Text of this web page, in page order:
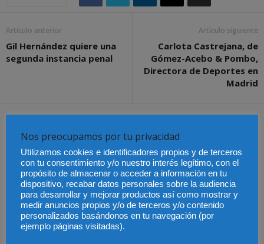
Artículo anterior
Gil Hernández quiere una
segunda instancia penal
Artículo siguiente
Carlota Castrejana, de
Gómez-Acebo & Pombo,
Directora de Deportes en
Madrid
Cómo proteger tu
propiedad intelectual en
el extranjero: claves
lingüísticas y jurídicas
El Pleno del CGPJ
aprueba el informe al
anteproyecto de Ley de
Familias por
unanimidad
Últimas modificaciones
en la Ley de Sociedades
de Capital
Nos preocupamos por tu privacidad
Utilizamos cookies e identificadores propios y de terceros
con tu consentimiento y/o nuestro interés legítimo, con el
propósito de almacenar o acceder a información en tu
dispositivo, recabar datos personales sobre la audiencia
para desarrollar y mejorar productos así como mostrar y
medir anuncios propios y/o de terceros y/o contenido
personalizados basándonos en tu navegación (por
ejemplo páginas visitadas).